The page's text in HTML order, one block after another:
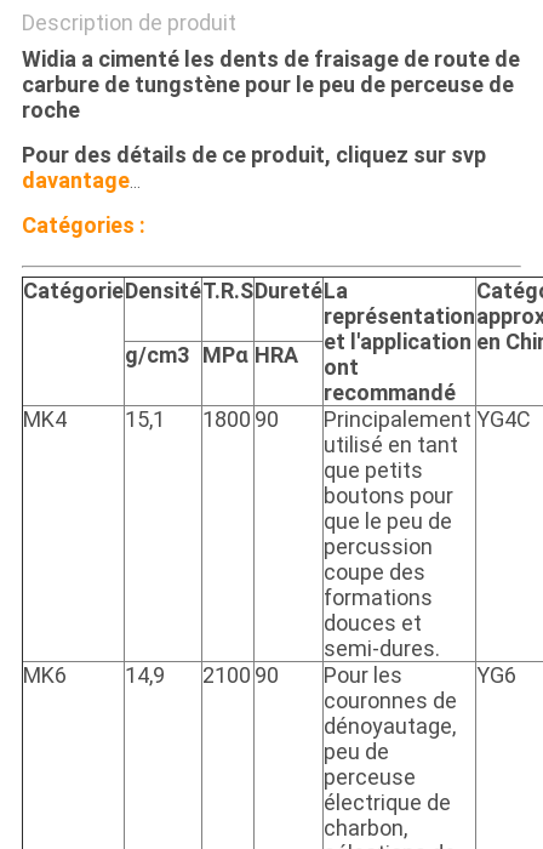
Description de produit
Widia a cimenté les dents de fraisage de route de
carbure de tungstène pour le peu de perceuse de
roche
Pour des détails de ce produit, cliquez sur svp
davantage…
Catégories :
CatégorieDensitéT.R.SDuretéLa
représentation
et l'application
ont
recommandé
en
g/cm3 MPα HRA
MK4 15,1 1800 90
Principalement
utilisé en tant
que petits
boutons pour
que le peu de
percussion
coupe des
formations
douces et
semi-dures.
YG4C
MK6 14,9 2100 90
Pour les
couronnes de
dénoyautage,
peu de
perceuse
électrique de
charbon,
YG6